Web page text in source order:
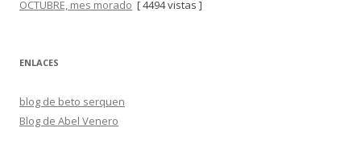
OCTUBRE, mes morado [ 4494 vistas ]
ENLACES
blog de beto serquen
Blog de Abel Venero